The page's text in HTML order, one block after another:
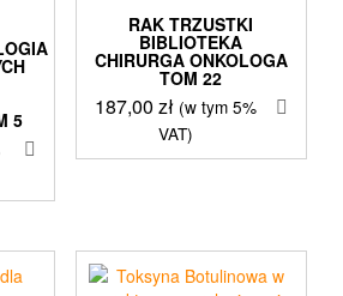
5
RAK TRZUSTKI
BIBLIOTEKA
CHIRURGA ONKOLOGA
TOM 22
187,00zł (w tym 5%
VAT)